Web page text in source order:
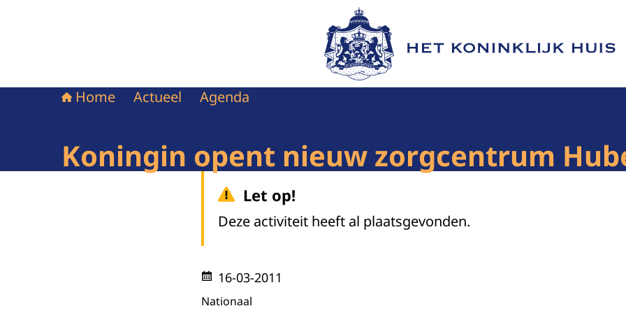
Naar de homepage van Het Koninklijk Huis
Home Actueel Agenda
Koningin opent nieuw zorgcentrum
Let op!
Deze activiteit heeft al plaatsgevonden.
16-03-2011
Nationaal